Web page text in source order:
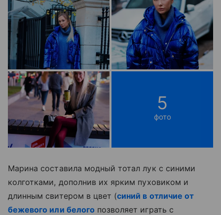
5
фото
Марина составила модный тотал лук с синими
колготками, дополнив их ярким пуховиком и
длинным свитером в цвет (синий в отличие от
бежевого или белого позволяет играть с